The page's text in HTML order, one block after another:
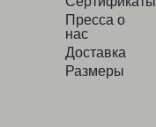
Пресса о
нас
Доставка
Размеры